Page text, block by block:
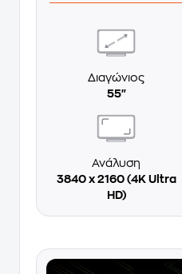
Διαγώνιος
55"
Ανάλυση
3840 x 2160 (4K Ultra
HD)